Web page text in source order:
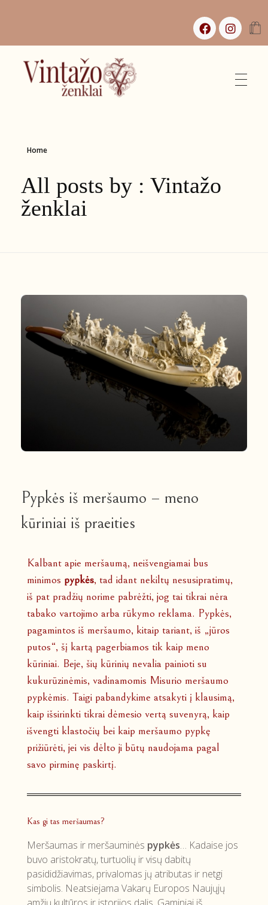
Home
All posts by : Vintažo
ženklai
Pypkės iš meršaumo – meno
kūriniai iš praeities
Kalbant apie meršaumą, neišvengiamai bus
minimos pypkės, tad idant nekiltų nesusipratimų,
iš pat pradžių norime pabrėžti, jog tai tikrai nėra
tabako vartojimo arba rūkymo reklama. Pypkės,
pagamintos iš meršaumo, kitaip tariant, iš „jūros
putos“, šį kartą pagerbiamos tik kaip meno
kūriniai. Beje, šių kūrinių nevalia painioti su
kukurūzinėmis, vadinamomis Misurio meršaumo
pypkėmis. Taigi pabandykime atsakyti į klausimą,
kaip išsirinkti tikrai dėmesio vertą suvenyrą, kaip
išvengti klastočių bei kaip meršaumo pypkę
prižiūrėti, jei vis dėlto ji būtų naudojama pagal
savo pirminę paskirtį.
Kas gi tas meršaumas?
Meršaumas ir meršauminės pypkės… Kadaise jos
buvo aristokratų, turtuolių ir visų dabitų
pasididžiavimas, privalomas jų atributas ir netgi
simbolis. Neatsiejama Vakarų Europos Naujųjų